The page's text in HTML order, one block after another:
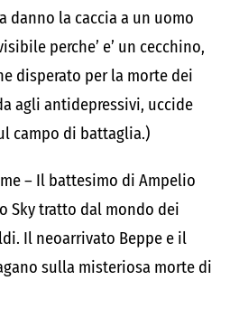
danno la caccia a un uomo
perche’ e’ un cecchino,
disperato per la morte dei
agli antidepressivi, uccide
campo di battaglia.)
– Il battesimo di Ampelio
Sky tratto dal mondo dei
Il neoarrivato Beppe e il
sulla misteriosa morte di